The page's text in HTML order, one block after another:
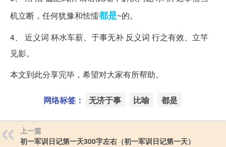
机立断，任何犹豫和怯懦都是~的。
4、 近义词 杯水车薪、于事无补 反义词 行之有效、立竿
见影。
本文到此分享完毕，希望对大家有所帮助。
网络标签： 无济于事 比喻 都是
上一篇
初一军训日记第一天300字左右（初一军训日记第一天）